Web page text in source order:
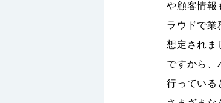
や顧客情報
ラウドで業
想定されま
ですから、
行っている